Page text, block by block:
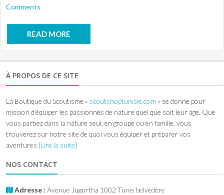
Comments
READ MORE
À PROPOS DE CE SITE
La Boutique du Scoutisme « scoutshoptunisie.com » se donne pour
mission d’équiper les passionnés de nature quel que soit leur âge. Que
vous partiez dans la nature seul, en groupe ou en famille, vous
trouverez sur notre site de quoi vous équiper et préparer vos
aventures [Lire la suite]
NOS CONTACT
Adresse : Avenue Jugurtha 1002 Tunis belvédère